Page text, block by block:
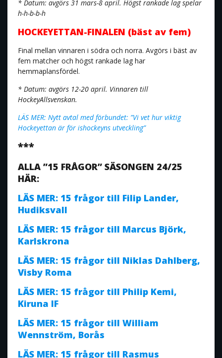
* Datum: avgörs 31 mars-8 april. Högst rankade lag spelar
h-h-b-b-h
HOCKEYETTAN-FINALEN (bäst av fem)
Final mellan vinnaren i södra och norra. Avgörs i bäst av
fem matcher och högst rankade lag har
hemmaplansfördel.
* Datum: avgörs 12-20 april. Vinnaren till
HockeyAllsvenskan.
LÄS MER: Nytt avtal med förbundet: ”Vi vet hur viktig
Hockeyettan är för ishockeyns utveckling”
***
ALLA ”15 FRÅGOR” SÄSONGEN 24/25
HÄR:
LÄS MER: 15 frågor till Filip Lander,
Hudiksvall
LÄS MER: 15 frågor till Marcus Björk,
Karlskrona
LÄS MER: 15 frågor till Niklas Dahlberg,
Visby Roma
LÄS MER: 15 frågor till Philip Kemi,
Kiruna IF
LÄS MER: 15 frågor till William
Wennström, Borås
LÄS MER: 15 frågor till Rasmus